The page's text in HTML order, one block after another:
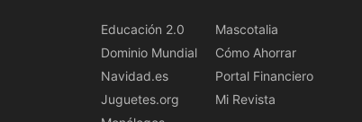
Educación 2.0
Dominio Mundial
Navidad.es
Juguetes.org
Mascotalia
Cómo Ahorrar
Portal Financiero
Mi Revista